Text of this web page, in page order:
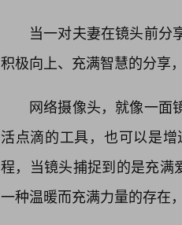
当一对夫妻在镜头前分
积极向上、充满智慧的分享
网络摄像头，就像一面
活点滴的工具，也可以是
程，当镜头捕捉到的是充满
一种温暖而充满力量的存在